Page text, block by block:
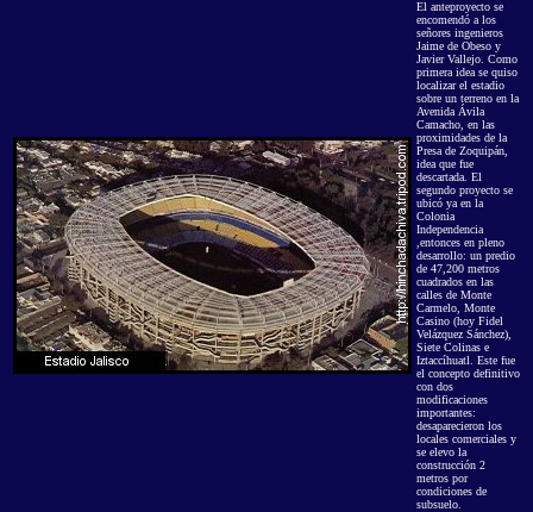
El anteproyecto se
encomendó a los
señores ingenieros
Jaime de Obeso y
Javier Vallejo. Como
primera idea se quiso
localizar el estadio
sobre un terreno en la
Avenida Ávila
Camacho, en las
proximidades de la
Presa de Zoquipán,
idea que fue
descartada. El
segundo proyecto se
ubicó ya en la
Colonia
Independencia
,entonces en pleno
desarrollo: un predio
de 47,200 metros
cuadrados en las
calles de Monte
Carmelo, Monte
Casino (hoy Fidel
Velázquez Sánchez),
Siete Colinas e
Iztaccíhuatl. Este fue
el concepto definitivo
con dos
modificaciones
importantes:
desaparecieron los
locales comerciales y
se elevo la
construcción 2
metros por
condiciones de
subsuelo.